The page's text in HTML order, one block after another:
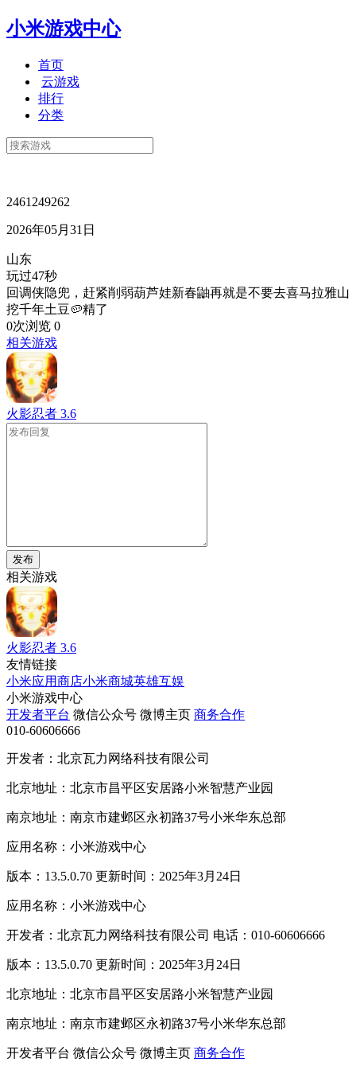
小米游戏中心
首页
云游戏
排行
分类
2461249262
2026年05月31日
山东
玩过47秒
回调侠隐兜，赶紧削弱葫芦娃新春鼬再就是不要去喜马拉雅山
挖千年土豆🥔精了
0次浏览 0
相关游戏
火影忍者 3.6
发布
相关游戏
火影忍者 3.6
友情链接
小米应用商店小米商城英雄互娱
小米游戏中心
开发者平台 微信公众号 微博主页 商务合作
010-60606666
开发者：北京瓦力网络科技有限公司
北京地址：北京市昌平区安居路小米智慧产业园
南京地址：南京市建邺区永初路37号小米华东总部
应用名称：小米游戏中心
版本：13.5.0.70 更新时间：2025年3月24日
应用名称：小米游戏中心
开发者：北京瓦力网络科技有限公司 电话：010-60606666
版本：13.5.0.70 更新时间：2025年3月24日
北京地址：北京市昌平区安居路小米智慧产业园
南京地址：南京市建邺区永初路37号小米华东总部
开发者平台 微信公众号 微博主页 商务合作